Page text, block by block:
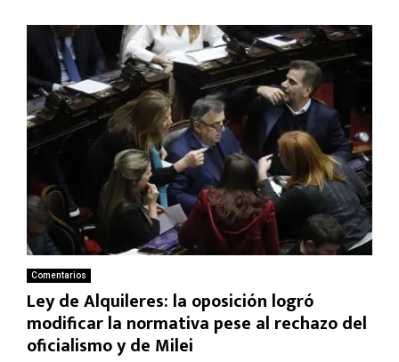
Comentarios
Ley de Alquileres: la oposición logró
modificar la normativa pese al rechazo del
oficialismo y de Milei